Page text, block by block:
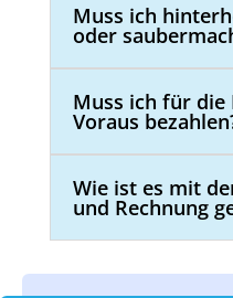
Muss ich
oder
Muss ich für die
Voraus
Wie ist es mit
und Rechnung